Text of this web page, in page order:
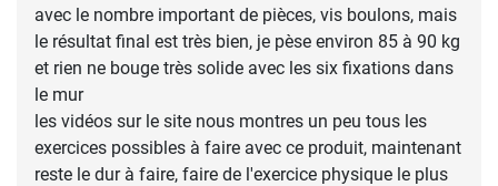
avec le nombre important de pièces, vis boulons, mais
le résultat final est très bien, je pèse environ 85 à 90 kg
et rien ne bouge très solide avec les six fixations dans
le mur
les vidéos sur le site nous montres un peu tous les
exercices possibles à faire avec ce produit, maintenant
reste le dur à faire, faire de l'exercice physique le plus